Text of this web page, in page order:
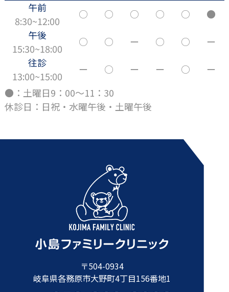
午前
8:30~12:00
○ ○ ○ ○ ○
●
午後
15:30~18:00
○ ○ ー ○ ○
ー
往診
13:00~15:00
ー ○ ー ー ○
ー
●：土曜日9：00～11：30
休診日：日祝・水曜午後・土曜午後
〒504-0934
岐阜県各務原市大野町4丁目156番地1